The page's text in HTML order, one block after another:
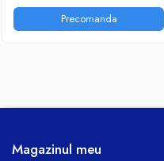
Precomanda
Magazinul meu